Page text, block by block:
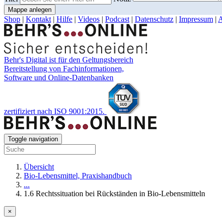
Mappe anlegen
Shop | Kontakt | Hilfe | Videos | Podcast | Datenschutz | Impressum |
Behr's Digital ist für den Geltungsbereich
Bereitstellung von Fachinformationen,
Software und Online-Datenbanken
zertifiziert nach ISO 9001:2015.
Toggle navigation
Übersicht
Bio-Lebensmittel, Praxishandbuch
...
1.6 Rechtssituation bei Rückständen in Bio-Lebensmitteln
×